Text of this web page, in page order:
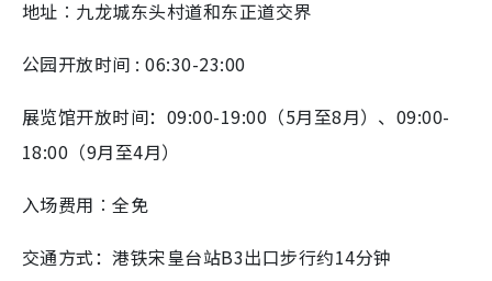
地址︰九龙城东头村道和东正道交界
公园开放时间 : 06:30-23:00
展览馆开放时间：09:00-19:00（5月至8月）、09:00-
18:00（9月至4月）
入场费用︰全免
交通方式：港铁宋皇台站B3出口步行约14分钟